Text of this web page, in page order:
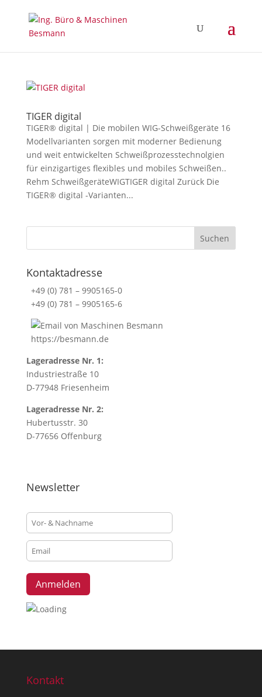
TIGER digital
TIGER® digital | Die mobilen WIG-Schweißgeräte 16
Modellvarianten sorgen mit moderner Bedienung
und weit entwickelten Schweißprozesstechnolgien
für einzigartiges flexibles und mobiles Schweißen..
Rehm SchweißgeräteWIGTIGER digital Zurück Die
TIGER® digital -Varianten...
Kontaktadresse
+49 (0) 781 – 9905165-0
+49 (0) 781 – 9905165-6
https://besmann.de
Lageradresse Nr. 1:
Industriestraße 10
D-77948 Friesenheim
Lageradresse Nr. 2:
Hubertusstr. 30
D-77656 Offenburg
Newsletter
Kontakt